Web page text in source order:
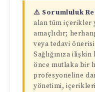
⚠️ Sorumluluk
alan tüm içerikler
amaçlıdır;
veya tedavi
Sağlığınıza
önce mutlaka bir
profesyoneline
yönetimi,